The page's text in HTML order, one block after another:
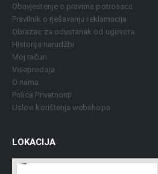
Obavjestenje o pravima potrosaca
Pravilnik o rješavanju reklamacija
Obrazac za odustanak od ugovora
Historija narudžbi
Moj račun
Veleprodaja
O nama
Polica Privatnosti
Uslovi korištenja webshopa
LOKACIJA